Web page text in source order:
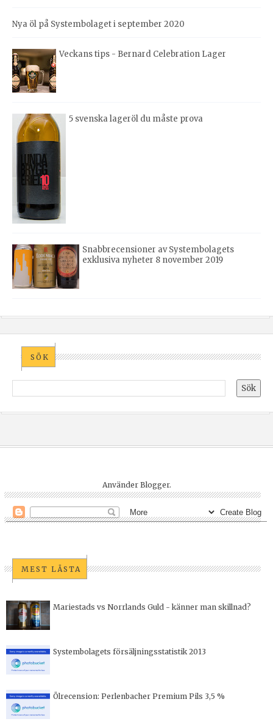
Nya öl på Systembolaget i september 2020
Veckans tips - Bernard Celebration Lager
5 svenska lageröl du måste prova
Snabbrecensioner av Systembolagets
exklusiva nyheter 8 november 2019
SÖK
Använder Blogger.
MEST LÄSTA
Mariestads vs Norrlands Guld - känner man skillnad?
Systembolagets försäljningsstatistik 2013
Ölrecension: Perlenbacher Premium Pils 3,5 %